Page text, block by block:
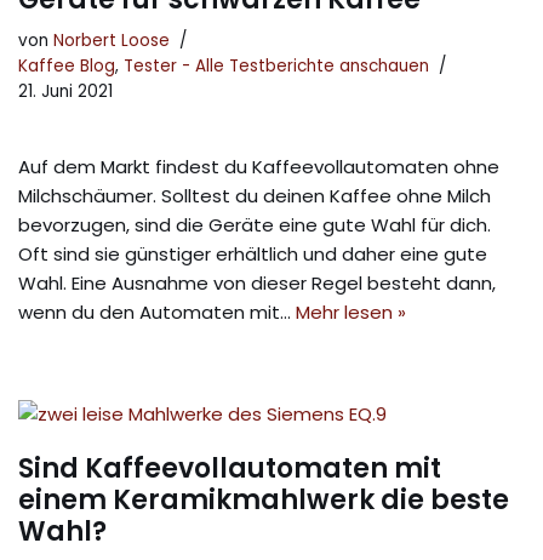
von Norbert Loose
Kaffee Blog, Tester - Alle Testberichte anschauen
21. Juni 2021
Auf dem Markt findest du Kaffeevollautomaten ohne
Milchschäumer. Solltest du deinen Kaffee ohne Milch
bevorzugen, sind die Geräte eine gute Wahl für dich.
Oft sind sie günstiger erhältlich und daher eine gute
Wahl. Eine Ausnahme von dieser Regel besteht dann,
wenn du den Automaten mit… Mehr lesen »
Sind Kaffeevollautomaten mit
einem Keramikmahlwerk die beste
Wahl?